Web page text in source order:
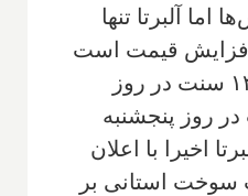
اما آلبرتا تنها
قیمت است
بطوریکه قیمت‌ها از ۱۳۲ سنت در روز
به ۱۳۳ سنت در روز پنجشنبه
اخیرا با اعلان
سوخت استانی بر